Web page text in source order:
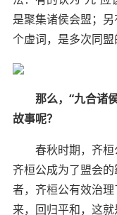
是聚集诸侯会盟；
个虚词，是多次同盟
那么，“九合诸
故事呢？
春秋时期，齐
齐桓公成为了盟会
者，齐桓公有效治
来，回归平和，这就